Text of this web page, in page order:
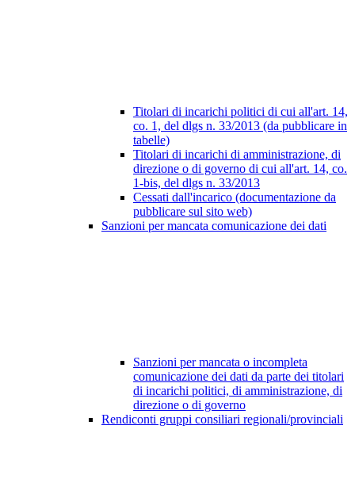
Titolari di incarichi politici di cui all'art. 14,
co. 1, del dlgs n. 33/2013 (da pubblicare in
tabelle)
Titolari di incarichi di amministrazione, di
direzione o di governo di cui all'art. 14, co.
1-bis, del dlgs n. 33/2013
Cessati dall'incarico (documentazione da
pubblicare sul sito web)
Sanzioni per mancata comunicazione dei dati
Sanzioni per mancata o incompleta
comunicazione dei dati da parte dei titolari
di incarichi politici, di amministrazione, di
direzione o di governo
Rendiconti gruppi consiliari regionali/provinciali